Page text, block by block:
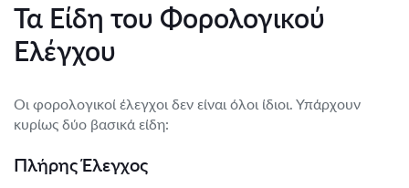
Τα Είδη του Φορολογικού
Ελέγχου
Οι φορολογικοί έλεγχοι δεν είναι όλοι ίδιοι. Υπάρχουν
κυρίως δύο βασικά είδη:
Πλήρης Έλεγχος